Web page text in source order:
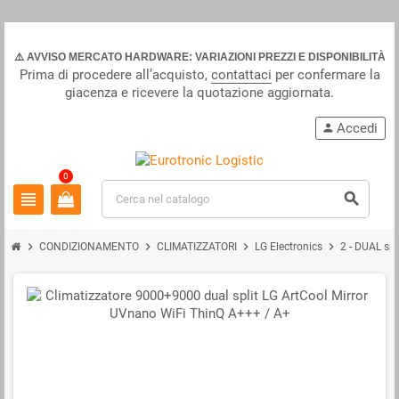
⚠️ AVVISO MERCATO HARDWARE: VARIAZIONI PREZZI E DISPONIBILITÀ
Prima di procedere all’acquisto, contattaci per confermare la
giacenza e ricevere la quotazione aggiornata.
view_headline
person Accedi
0
search
chevron_right CONDIZIONAMENTO chevron_right CLIMATIZZATORI chevron_right LG Electronics chevron_right 2 - DUAL